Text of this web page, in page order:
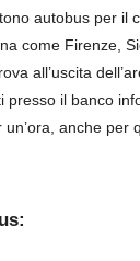
autobus per il
come Firenze,
all’uscita
presso il banco
anche per